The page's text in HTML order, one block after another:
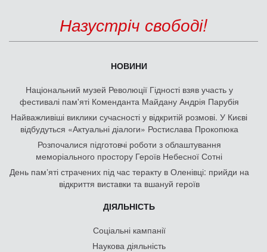
Назустріч свободі!
НОВИНИ
Національний музей Революції Гідності взяв участь у
фестивалі пам'яті Коменданта Майдану Андрія Парубія
Найважливіші виклики сучасності у відкритій розмові. У Києві
відбудуться «Актуальні діалоги» Ростислава Прокопюка
Розпочалися підготовчі роботи з облаштування
меморіального простору Героїв Небесної Сотні
День памʼяті страчених під час теракту в Оленівці: прийди на
відкриття виставки та вшануй героїв
ДІЯЛЬНІСТЬ
Соціальні кампанії
Наукова діяльність